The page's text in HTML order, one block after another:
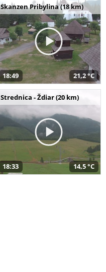
Skanzen Pribylina (18 km)
18:49 21,2 °C
Strednica - Ždiar (20 km)
18:33 14,5 °C